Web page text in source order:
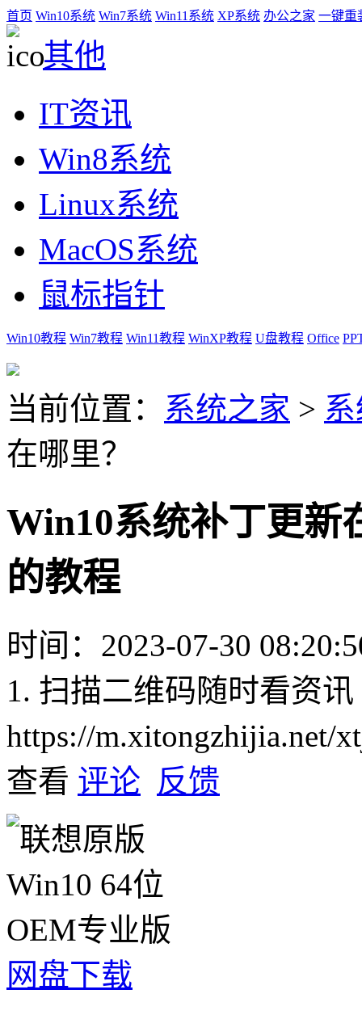
首页 Win10系统 Win7系统 Win11系统 XP系统 办公之家 一键重
其他
IT资讯
Win8系统
Linux系统
MacOS系统
鼠标指针
Win10教程 Win7教程 Win11教程 WinXP教程 U盘教程 Office
当前位置： 系统之家 >
在哪里？
Win10系统补丁更新
的教程
时间：2023-07-30
1. 扫描二维码随时看资讯
https://m.xitongzhijia.net/
查看 评论 反馈
网盘下载